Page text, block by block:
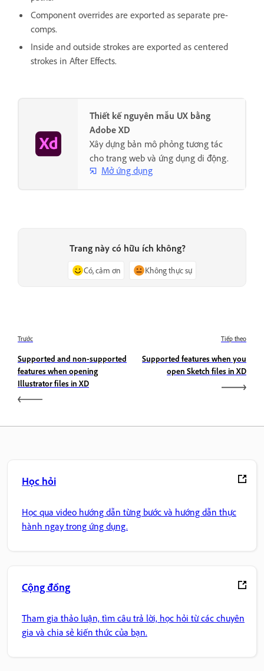
Component overrides are exported as separate pre-
comps.
Inside and outside strokes are exported as centered
strokes in After Effects.
Thiết kế nguyên mẫu UX bằng
Adobe XD
Xây dựng bản mô phỏng tương tác
cho trang web và ứng dụng di động.
Mở ứng dụng
Trang này có hữu ích không?
Có, cảm ơn Không thực sự
Trước
Supported and non-supported
features when opening
Illustrator files in XD
Tiếp theo
Supported features when you
open Sketch files in XD
Học hỏi
Học qua video hướng dẫn từng bước và hướng dẫn thực
hành ngay trong ứng dụng.
Cộng đồng
Tham gia thảo luận, tìm câu trả lời, học hỏi từ các chuyên
gia và chia sẻ kiến thức của bạn.